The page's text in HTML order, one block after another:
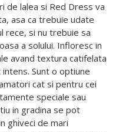
de lalea si Red Dress va
asa ca trebuie udate
rece, si nu trebuie sa
a solului. Infloresc in
avand textura catifelata
Sunt o optiune
cat si pentru cei
speciale sau
in gradina se pot
ghiveci de mari